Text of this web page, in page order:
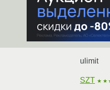
ulimit
SZT